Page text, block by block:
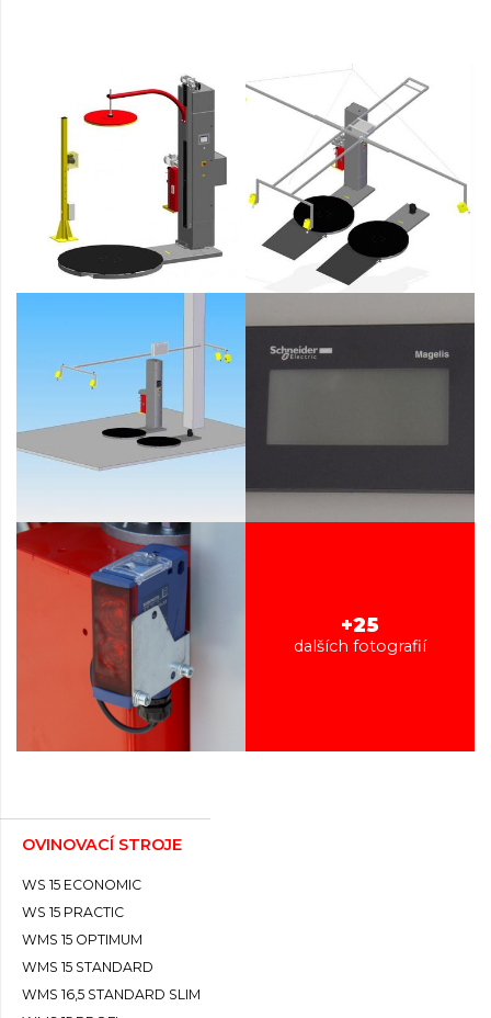
+25
dalších fotografií
OVINOVACÍ STROJE
WS 15 ECONOMIC
WS 15 PRACTIC
WMS 15 OPTIMUM
WMS 15 STANDARD
WMS 16,5 STANDARD SLIM